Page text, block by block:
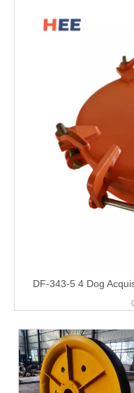
DF-343-5 4 Dog